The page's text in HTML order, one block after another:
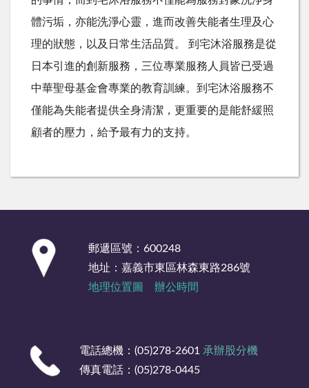
體污垢，亦能洗淨心靈，進而改善失能者生理及心
理的狀態，以及日常生活品質。 到宅沐浴服務是從
日本引進的創新服務，三位專業服務人員皆已受過
中華聖母基金會專業的教育訓練。到宅沐浴服務不
僅能為失能者提供全身清潔，更重要的是能舒緩照
顧者的壓力，給予最有力的支持。
郵遞區號：600248
地址：嘉義市東區林森東路286號
地理位置圖
辦公時間
電話總機：(05)278-2601 承辦股分機
傳真電話：(05)278-0445